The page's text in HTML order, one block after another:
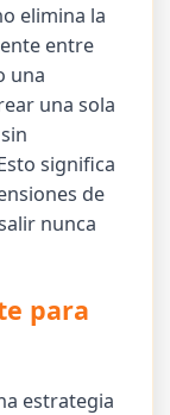
elimina la
entre
una
una sola
significa
de
nunca
para
estrategia